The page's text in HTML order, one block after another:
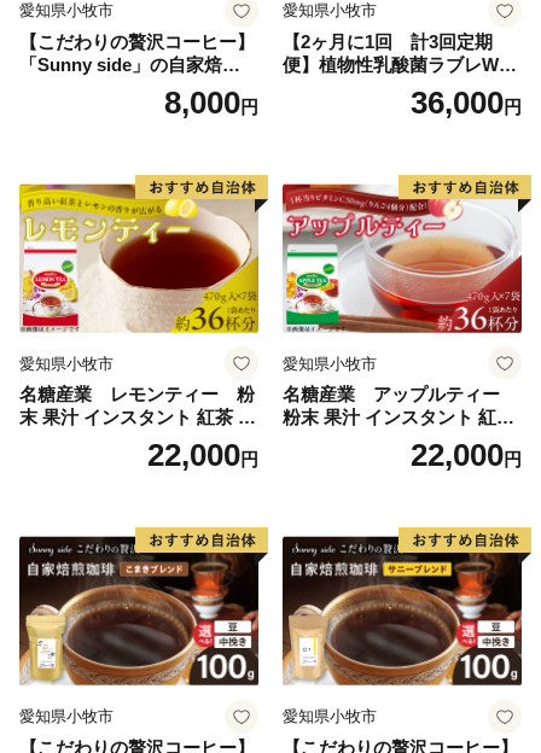
愛知県小牧市
【こだわりの贅沢コーヒー】
「Sunny side」の自家焙煎珈
琲こまきブレンド（200g）
8,000円
愛知県小牧市
【2ヶ月に1回 計3回定期
便】植物性乳酸菌ラブレW
プレーン36本（計108本）
36,000円
愛知県小牧市
名糖産業 レモンティー 粉
末 果汁 インスタント 紅茶 ビ
タミンC 袋 ロングセラー 粉
末飲料 粉末茶 簡単 手軽 ホッ
22,000円
愛知県小牧市
名糖産業 アップルティー
粉末 果汁 インスタント 紅茶
ティー ビタミンC 袋 ロング
セラー 粉末飲料 粉末茶 簡単
22,000円
愛知県小牧市
【こだわりの贅沢コーヒー】
愛知県小牧市
【こだわりの贅沢コーヒー】